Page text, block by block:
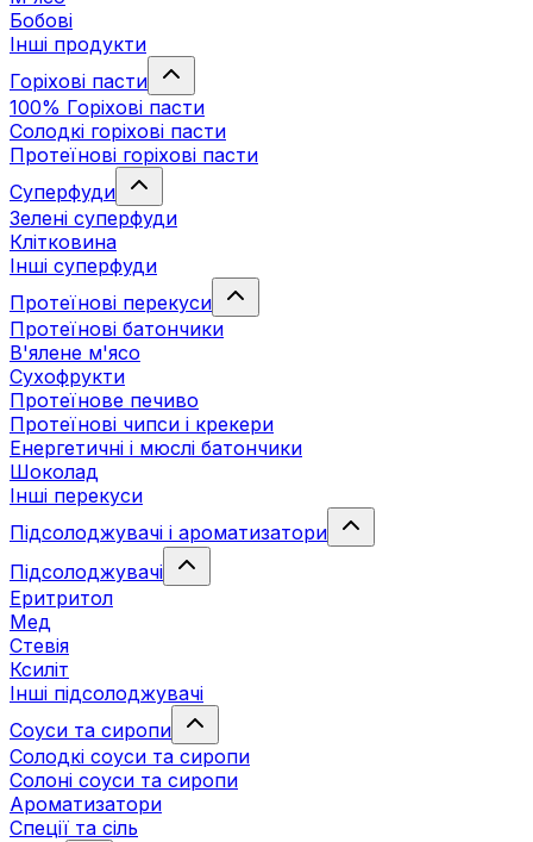
Бобові
Інші продукти
Горіхові пасти
100% Горіхові пасти
Солодкі горіхові пасти
Протеїнові горіхові пасти
Суперфуди
Зелені суперфуди
Клітковина
Інші суперфуди
Протеїнові перекуси
Протеїнові батончики
В'ялене м'ясо
Сухофрукти
Протеїнове печиво
Протеїнові чипси і крекери
Енергетичні і мюслі батончики
Шоколад
Інші перекуси
Підсолоджувачі і ароматизатори
Підсолоджувачі
Еритритол
Мед
Стевія
Ксиліт
Інші підсолоджувачі
Соуси та сиропи
Солодкі соуси та сиропи
Солоні соуси та сиропи
Ароматизатори
Спеції та сіль